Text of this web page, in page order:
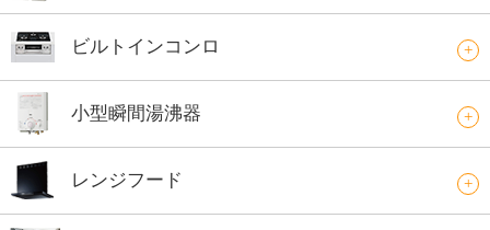
ビルトインコンロ
小型瞬間湯沸器
レンジフード